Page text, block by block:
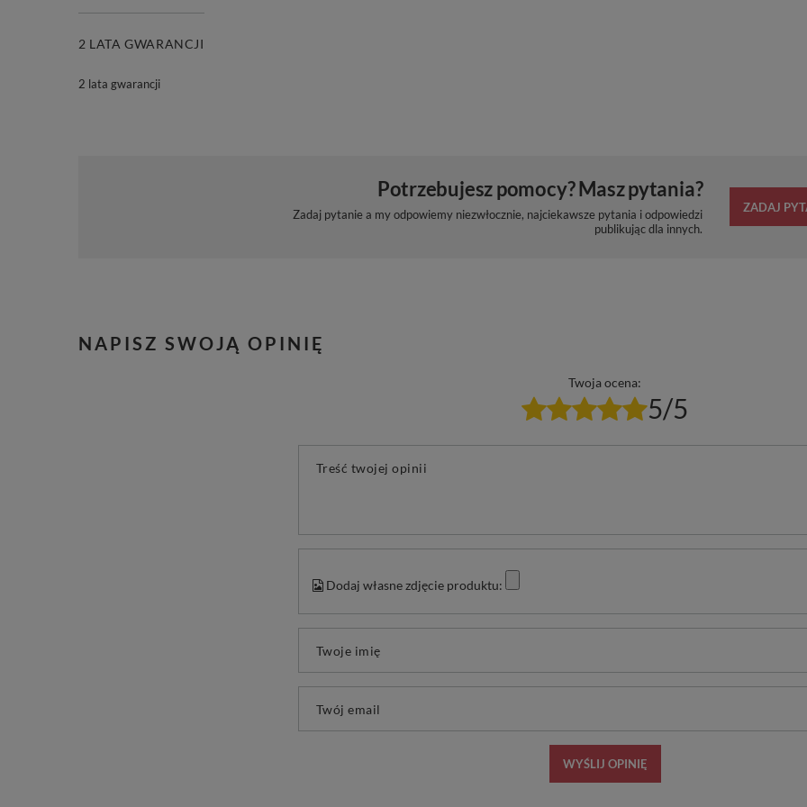
2 LATA GWARANCJI
2 lata gwarancji
Potrzebujesz pomocy? Masz pytania?
Zadaj pytanie a my odpowiemy niezwłocznie, najciekawsze pytania i odpowiedzi
publikując dla innych.
ZADAJ
NAPISZ SWOJĄ OPINIĘ
Twoja ocena:
5/5
Treść twojej opinii
Dodaj własne zdjęcie produktu:
Twoje imię
Twój email
WYŚLIJ OPINIĘ